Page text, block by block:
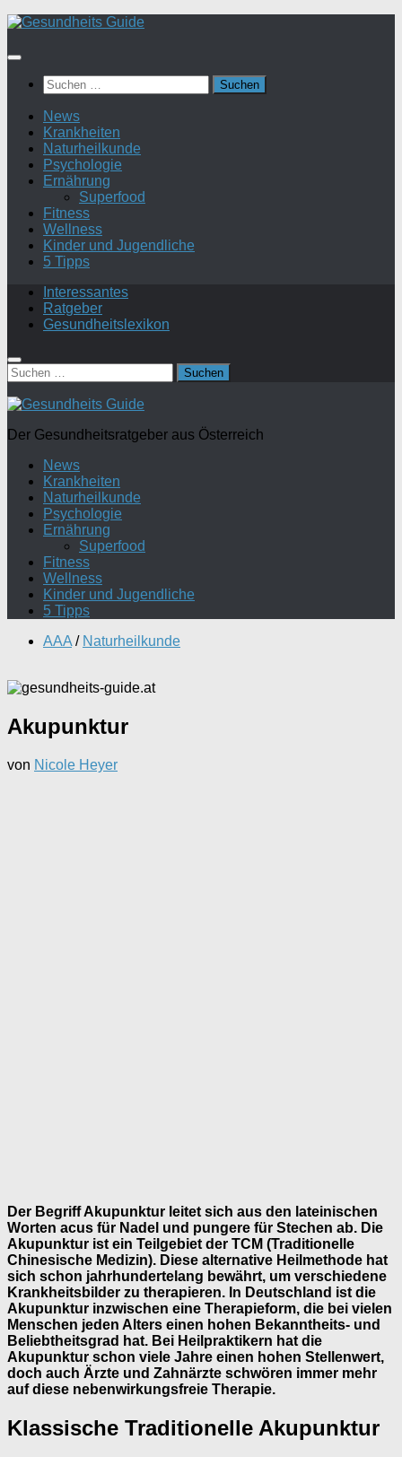
Suchen
nach:
News
Krankheiten
Naturheilkunde
Psychologie
Ernährung
Superfood
Fitness
Wellness
Kinder und Jugendliche
5 Tipps
Interessantes
Ratgeber
Gesundheitslexikon
Suchen
nach:
Der Gesundheitsratgeber aus Österreich
News
Krankheiten
Naturheilkunde
Psychologie
Ernährung
Superfood
Fitness
Wellness
Kinder und Jugendliche
5 Tipps
AAA / Naturheilkunde
Akupunktur
von Nicole Heyer
Der Begriff Akupunktur leitet sich aus den lateinischen
Worten acus für Nadel und pungere für Stechen ab. Die
Akupunktur ist ein Teilgebiet der TCM (Traditionelle
Chinesische Medizin). Diese alternative Heilmethode hat
sich schon jahrhundertelang bewährt, um verschiedene
Krankheitsbilder zu therapieren. In Deutschland ist die
Akupunktur inzwischen eine Therapieform, die bei vielen
Menschen jeden Alters einen hohen Bekanntheits- und
Beliebtheitsgrad hat. Bei Heilpraktikern hat die
Akupunktur schon viele Jahre einen hohen Stellenwert,
doch auch Ärzte und Zahnärzte schwören immer mehr
auf diese nebenwirkungsfreie Therapie.
Klassische Traditionelle Akupunktur